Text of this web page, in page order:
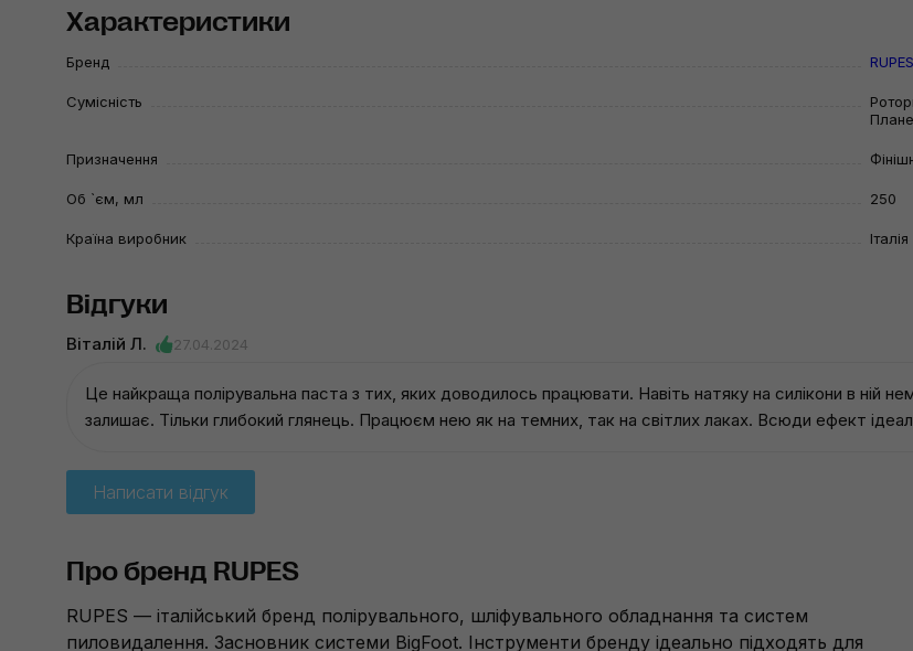
Характеристики
Бренд RUPES
Сумісність
Призначення
Об `єм, мл 250
Країна виробник Італія
Відгуки
Віталій Л. 27.04.2024
Це найкраща полірувальна паста з тих, яких доводилось працювати. Навіть натяку на силікони в ній
залишає. Тільки глибокий глянець. Працюєм нею як на темних, так на світлих лаках. Всюди ефект
Написати відгук
Про бренд RUPES
RUPES — італійський бренд полірувального, шліфувального обладнання та систем
пиловидалення. Засновник системи BigFoot. Інструменти бренду ідеально підходять для